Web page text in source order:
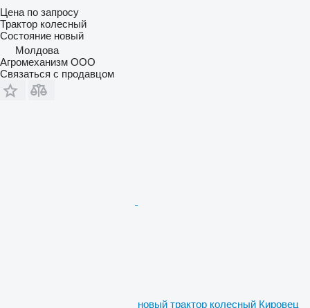
Цена по запросу
Трактор колесный
Состояние новый
Молдова
Агромеханизм ООО
Связаться с продавцом
новый трактор колесный Кировец